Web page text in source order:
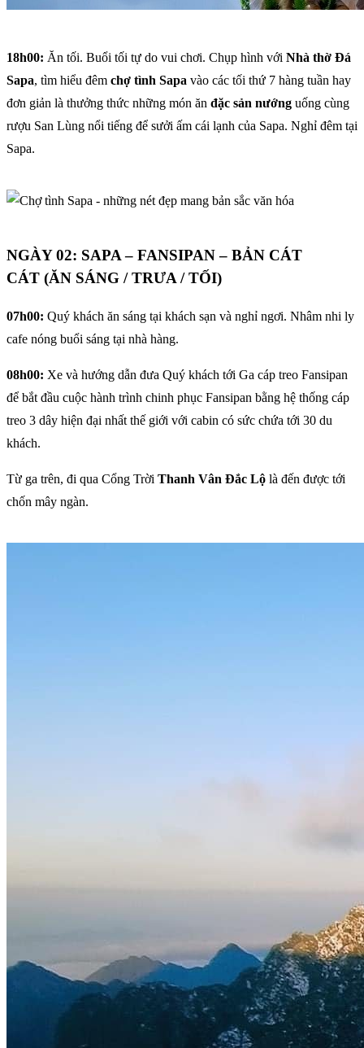
18h00: Ăn tối. Buổi tối tự do vui chơi. Chụp hình với Nhà thờ Đá
Sapa, tìm hiểu đêm chợ tình Sapa vào các tối thứ 7 hàng tuần hay
đơn giản là thưởng thức những món ăn đặc sản nướng uống cùng
rượu San Lùng nổi tiếng để sưởi ấm cái lạnh của Sapa. Nghỉ đêm tại
Sapa.
NGÀY 02: SAPA – FANSIPAN – BẢN CÁT
CÁT (ĂN SÁNG / TRƯA / TỐI)
07h00: Quý khách ăn sáng tại khách sạn và nghỉ ngơi. Nhâm nhi ly
cafe nóng buổi sáng tại nhà hàng.
08h00: Xe và hướng dẫn đưa Quý khách tới Ga cáp treo Fansipan
để bắt đầu cuộc hành trình chinh phục Fansipan bằng hệ thống cáp
treo 3 dây hiện đại nhất thế giới với cabin có sức chứa tới 30 du
khách.
Từ ga trên, đi qua Cổng Trời Thanh Vân Đắc Lộ là đến được tới
chốn mây ngàn.